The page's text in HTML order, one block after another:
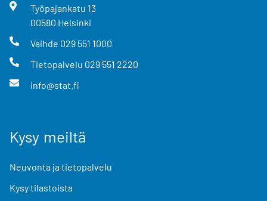
Työpajankatu 13
00580 Helsinki
Vaihde 029 551 1000
Tietopalvelu 029 551 2220
info@stat.fi
Kysy meiltä
Neuvonta ja tietopalvelu
Kysy tilastoista